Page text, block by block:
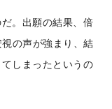
。出願の結果、倍
の声が強まり、結
しまったというの